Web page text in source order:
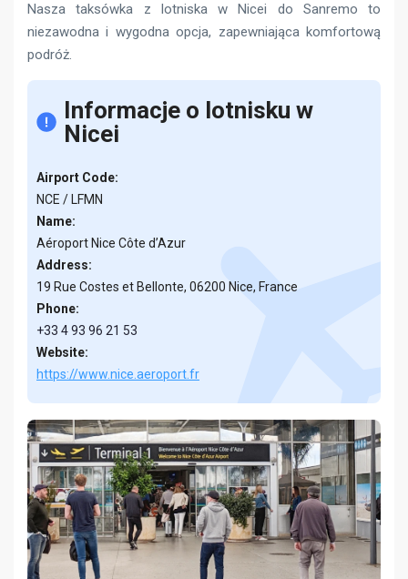
Nasza taksówka z lotniska w Nicei do Sanremo to
niezawodna i wygodna opcja, zapewniająca komfortową
podróż.
Informacje o lotnisku w
Nicei
Airport Code:
NCE / LFMN
Name:
Aéroport Nice Côte d’Azur
Address:
19 Rue Costes et Bellonte, 06200 Nice, France
Phone:
+33 4 93 96 21 53
Website:
https://www.nice.aeroport.fr